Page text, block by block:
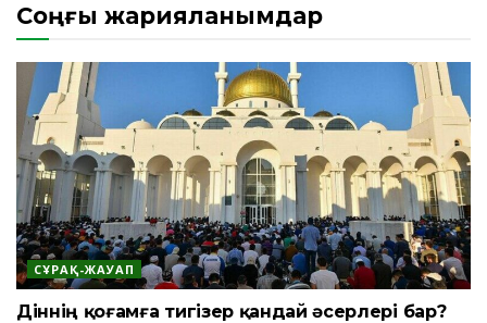
Соңғы жарияланымдар
СҰРАҚ-ЖАУАП
Діннің қоғамға тигізер қандай әсерлері бар?